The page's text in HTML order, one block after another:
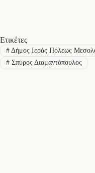
Ετικέτες
#Δήμος Ιεράς Πόλεως
#Σπύρος Διαμαντόπουλος